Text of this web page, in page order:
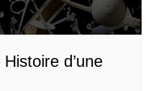
d’une